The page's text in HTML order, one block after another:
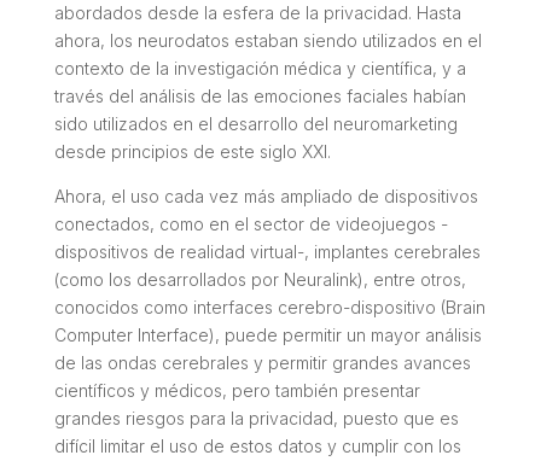
abordados desde la esfera de la privacidad. Hasta
ahora, los neurodatos estaban siendo utilizados en el
contexto de la investigación médica y científica, y a
través del análisis de las emociones faciales habían
sido utilizados en el desarrollo del neuromarketing
desde principios de este siglo XXI.
Ahora, el uso cada vez más ampliado de dispositivos
conectados, como en el sector de videojuegos -
dispositivos de realidad virtual-, implantes cerebrales
(como los desarrollados por Neuralink), entre otros,
conocidos como interfaces cerebro-dispositivo (Brain
Computer Interface), puede permitir un mayor análisis
de las ondas cerebrales y permitir grandes avances
científicos y médicos, pero también presentar
grandes riesgos para la privacidad, puesto que es
difícil limitar el uso de estos datos y cumplir con los